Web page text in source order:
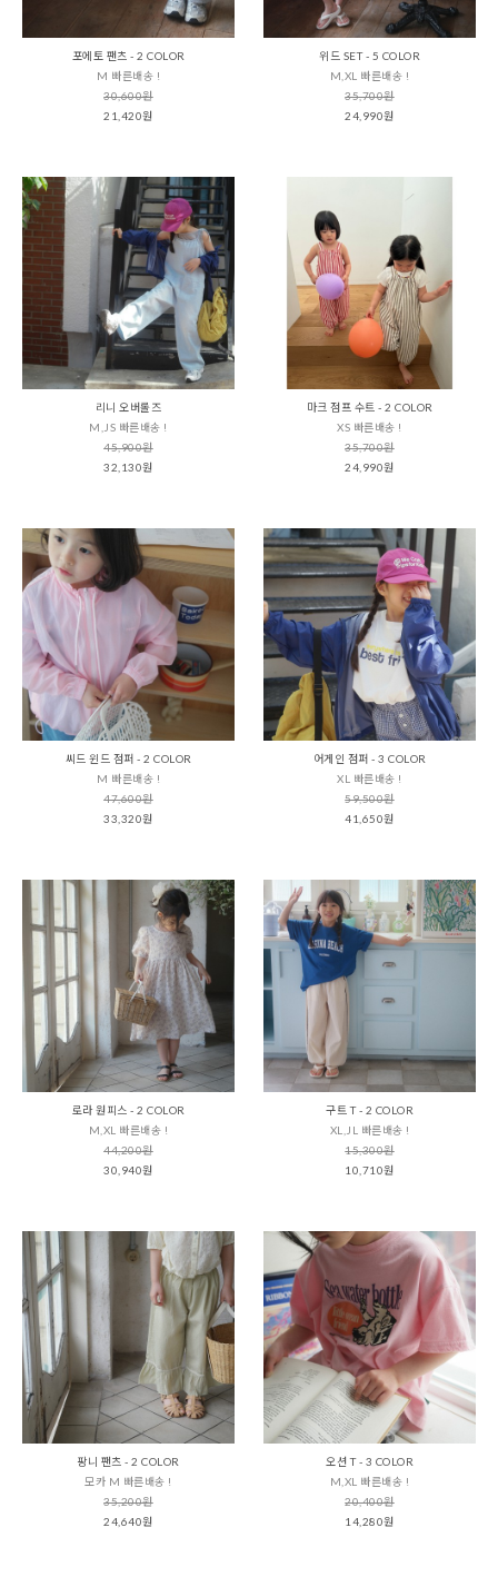
포에토 팬츠 - 2 COLOR
M 빠른배송 !
30,600원
21,420원
위드 SET - 5 COLOR
M,XL 빠른배송 !
35,700원
24,990원
리니 오버롤즈
M,JS 빠른배송 !
45,900원
32,130원
마크 점프 수트 - 2 COLOR
XS 빠른배송 !
35,700원
24,990원
씨드 윈드 점퍼 - 2 COLOR
M 빠른배송 !
47,600원
33,320원
어게인 점퍼 - 3 COLOR
XL 빠른배송 !
59,500원
41,650원
로라 원피스 - 2 COLOR
M,XL 빠른배송 !
44,200원
30,940원
구트 T - 2 COLOR
XL,JL 빠른배송 !
15,300원
10,710원
팡니 팬츠 - 2 COLOR
모카 M 빠른배송 !
35,200원
24,640원
오션 T - 3 COLOR
M,XL 빠른배송 !
20,400원
14,280원